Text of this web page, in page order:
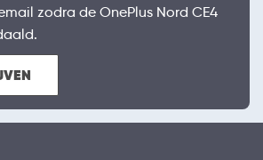
zodra de OnePlus Nord CE4